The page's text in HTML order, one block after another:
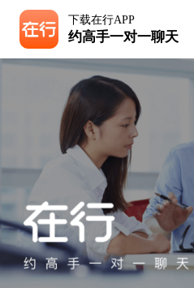
下载在行APP
约高手一对一聊天